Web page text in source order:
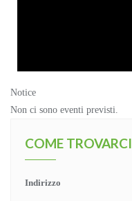
Notice
Non ci sono eventi previsti.
COME TROVARCI
Indirizzo